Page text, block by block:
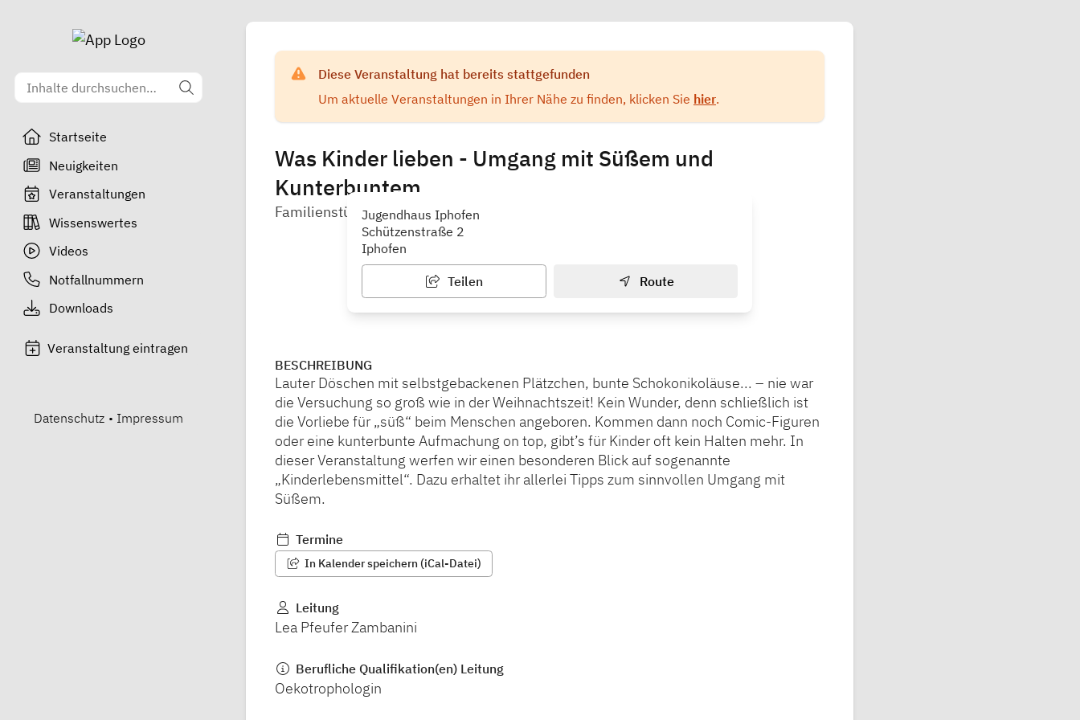
Startseite
Neuigkeiten
Veranstaltungen
Wissenswertes
Videos
Notfallnummern
Downloads
Veranstaltung eintragen
Datenschutz • Impressum
Diese Veranstaltung hat bereits stattgefunden
Um aktuelle Veranstaltungen in Ihrer Nähe zu finden, klicken Sie hier.
Was Kinder lieben - Umgang mit Süßem und
Kunterbuntem
Familienstützpunkt Iphofen
Jugendhaus Iphofen
Schützenstraße 2
Iphofen
Teilen Route
BESCHREIBUNG
Lauter Döschen mit selbstgebackenen Plätzchen, bunte Schokonikoläuse... – nie war
die Versuchung so groß wie in der Weihnachtszeit! Kein Wunder, denn schließlich ist
die Vorliebe für „süß“ beim Menschen angeboren. Kommen dann noch Comic-Figuren
oder eine kunterbunte Aufmachung on top, gibt’s für Kinder oft kein Halten mehr. In
dieser Veranstaltung werfen wir einen besonderen Blick auf sogenannte
„Kinderlebensmittel“. Dazu erhaltet ihr allerlei Tipps zum sinnvollen Umgang mit
Süßem.
Termine
In Kalender speichern (iCal-Datei)
Leitung
Lea Pfeufer Zambanini
Berufliche Qualifikation(en) Leitung
Oekotrophologin